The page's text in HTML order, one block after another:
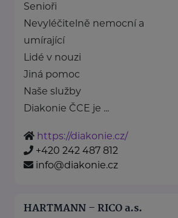
Senioři
Nevyléčitelně nemocní a
umírající
Lidé v nouzi
Jiná pomoc
Naše služby
Diakonie ČCE je ...
https://diakonie.cz/
+420 242 487 812
info@diakonie.cz
HARTMANN – RICO a.s.